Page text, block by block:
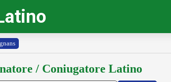
/ Coniugatore Latino